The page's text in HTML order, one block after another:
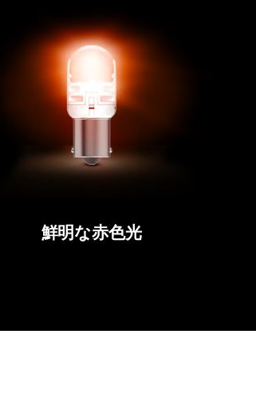
鮮明な赤色光